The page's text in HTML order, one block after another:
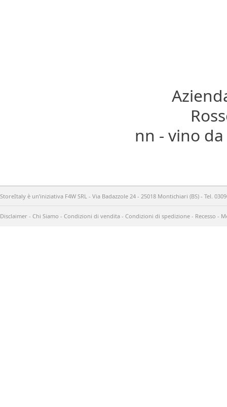
nn - vino
StoreItaly è un’iniziativa F4W SRL - Via Badazzole 24 - 25018 Montichiari (BS) - Tel.
Disclaimer - Chi Siamo - Condizioni di vendita - Condizioni di spedizione - Recesso -